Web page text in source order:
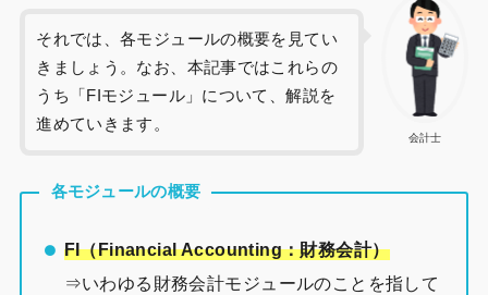
会計士
それでは、各モジュールの概要を見てい
きましょう。なお、本記事ではこれらの
うち「FIモジュール」について、解説を
進めていきます。
各モジュールの概要
FI（Financial Accounting：財務会計）
⇒いわゆる財務会計モジュールのことを指して